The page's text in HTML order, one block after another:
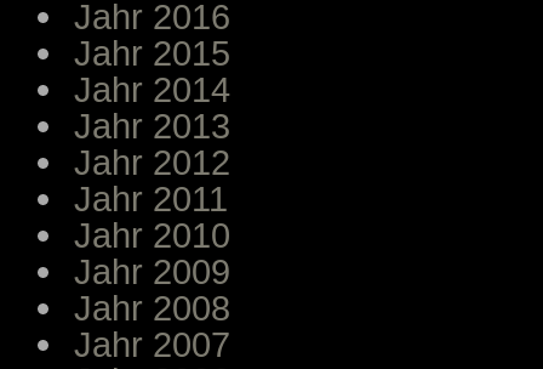
Jahr 2016
Jahr 2015
Jahr 2014
Jahr 2013
Jahr 2012
Jahr 2011
Jahr 2010
Jahr 2009
Jahr 2008
Jahr 2007